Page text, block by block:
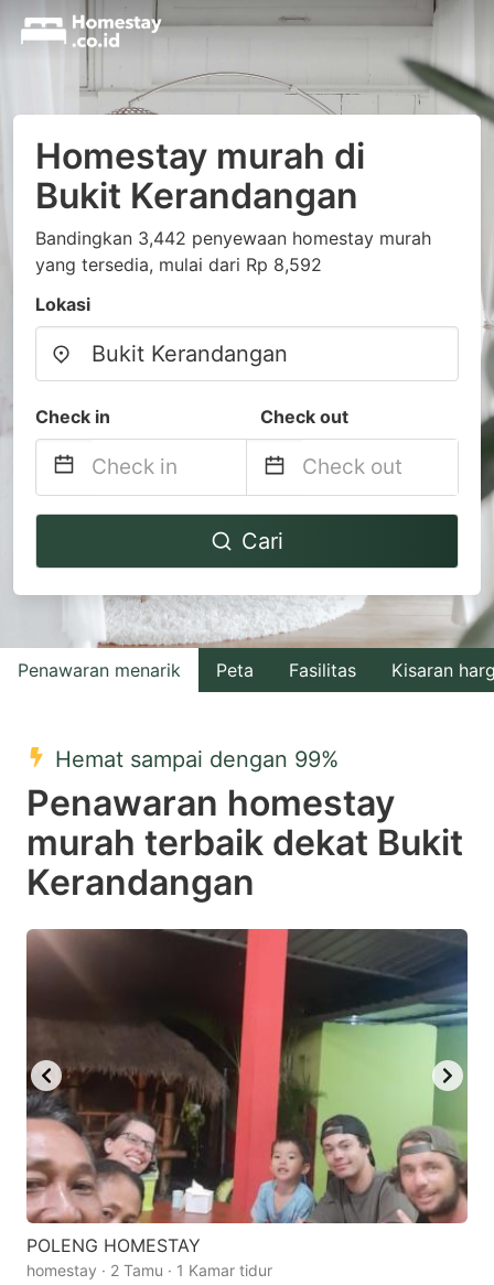
Homestay murah di
Bukit Kerandangan
Bandingkan 3,442 penyewaan homestay murah
yang tersedia, mulai dari Rp 8,592
Lokasi
Check in Check out
Navigate
to
interact
with
the
select
a
date.
Press
question
get
the
keyboard
shortcuts
for
changing
dates.
Navigate
to
interact
with
the
select
a
date.
mark
key
to
get
the
keyboard
shortcuts
for
Cari
Penawaran menarik Peta Fasilitas Kisaran
Hemat sampai dengan 99%
Penawaran homestay
murah terbaik dekat Bukit
Kerandangan
POLENG HOMESTAY
homestay · 2 Tamu · 1 Kamar tidur